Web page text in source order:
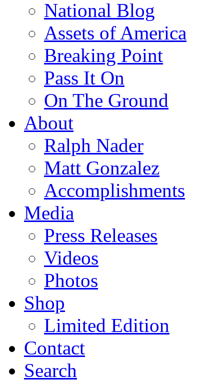
National Blog
Assets of America
Breaking Point
Pass It On
On The Ground
About
Ralph Nader
Matt Gonzalez
Accomplishments
Media
Press Releases
Videos
Photos
Shop
Limited Edition
Contact
Search